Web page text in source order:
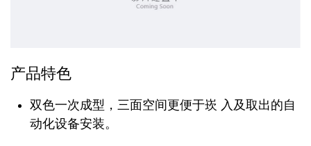
产品特色
双色一次成型，三面空间更便于崁 入及取出的自
动化设备安装。